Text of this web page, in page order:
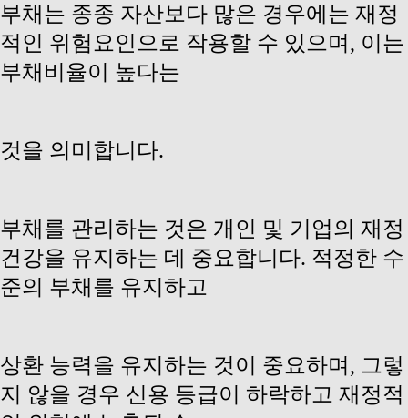
부채는 종종 자산보다 많은 경우에는 재정
적인 위험요인으로 작용할 수 있으며, 이는
부채비율이 높다는
것을 의미합니다.
부채를 관리하는 것은 개인 및 기업의 재정
건강을 유지하는 데 중요합니다. 적정한 수
준의 부채를 유지하고
상환 능력을 유지하는 것이 중요하며, 그렇
지 않을 경우 신용 등급이 하락하고 재정적